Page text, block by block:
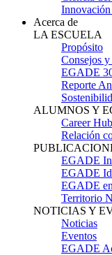
Acerca de
LA ESCUELA
Propósito
Consejos
EGADE
Reporte
ALUMNOS Y
Career Hub
Relación
EGADE
EGADE
EGADE
Territorio
NOTICIAS Y
Noticias
Eventos
EGADE